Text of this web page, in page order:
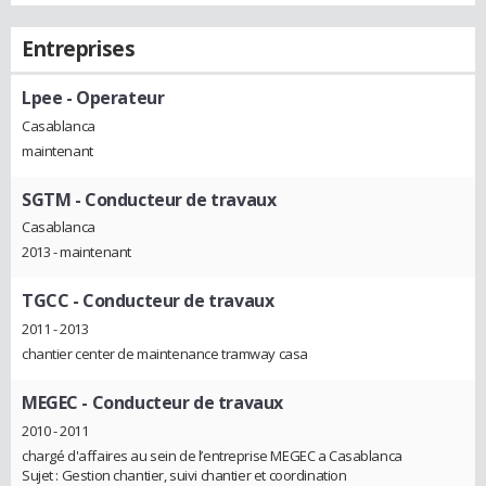
Entreprises
Lpee - Operateur
Casablanca
maintenant
SGTM - Conducteur de travaux
Casablanca
2013 - maintenant
TGCC - Conducteur de travaux
2011 - 2013
chantier center de maintenance tramway casa
MEGEC - Conducteur de travaux
2010 - 2011
chargé d'affaires au sein de l’entreprise MEGEC a Casablanca
Sujet : Gestion chantier, suivi chantier et coordination